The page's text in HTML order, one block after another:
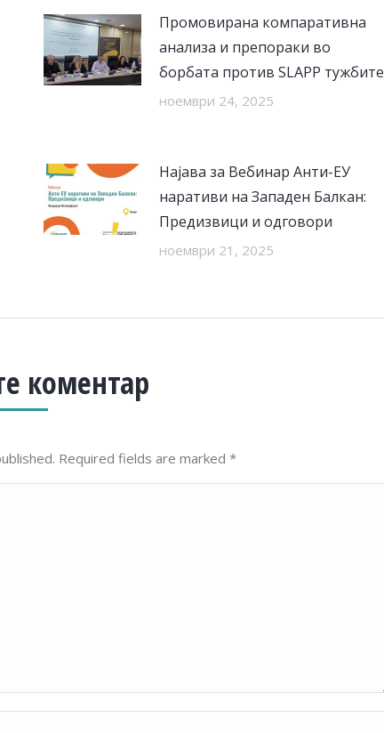
Промовирана компаративна
анализа и препораки во
борбата против SLAPP тужбите
ноември 24, 2025
Најава за Вебинар Анти-ЕУ
наративи на Западен Балкан:
Предизвици и одговори
ноември 21, 2025
коментар
Required fields are marked *